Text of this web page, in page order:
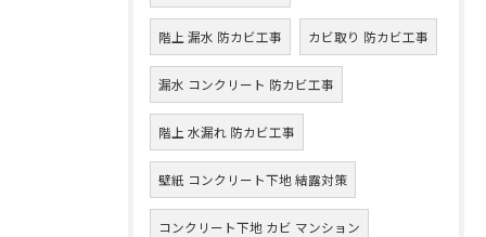
階上 漏水 防カビ工事 カビ取り 防カビ工事
漏水 コンクリート 防カビ工事
階上 水漏れ 防カビ工事
壁紙 コンクリート下地 結露対策
コンクリート下地 カビ マンション